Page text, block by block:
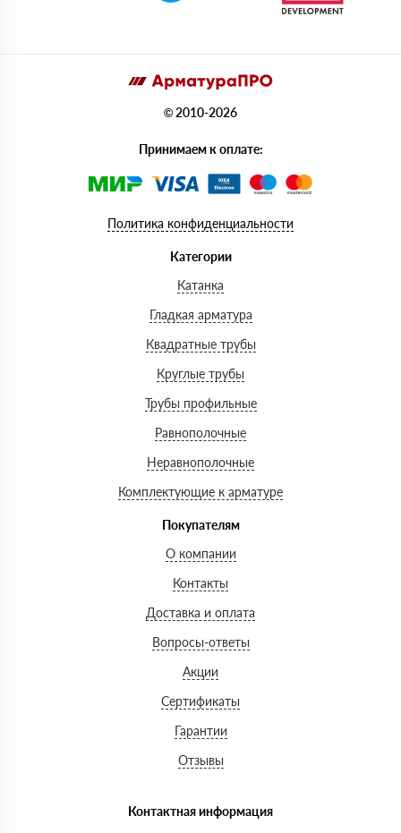
© 2010-2026
Принимаем к оплате:
Политика конфиденциальности
Категории
Катанка
Гладкая арматура
Квадратные трубы
Круглые трубы
Трубы профильные
Равнополочные
Неравнополочные
Комплектующие к арматуре
Покупателям
О компании
Контакты
Доставка и оплата
Вопросы-ответы
Акции
Сертификаты
Гарантии
Отзывы
Контактная информация